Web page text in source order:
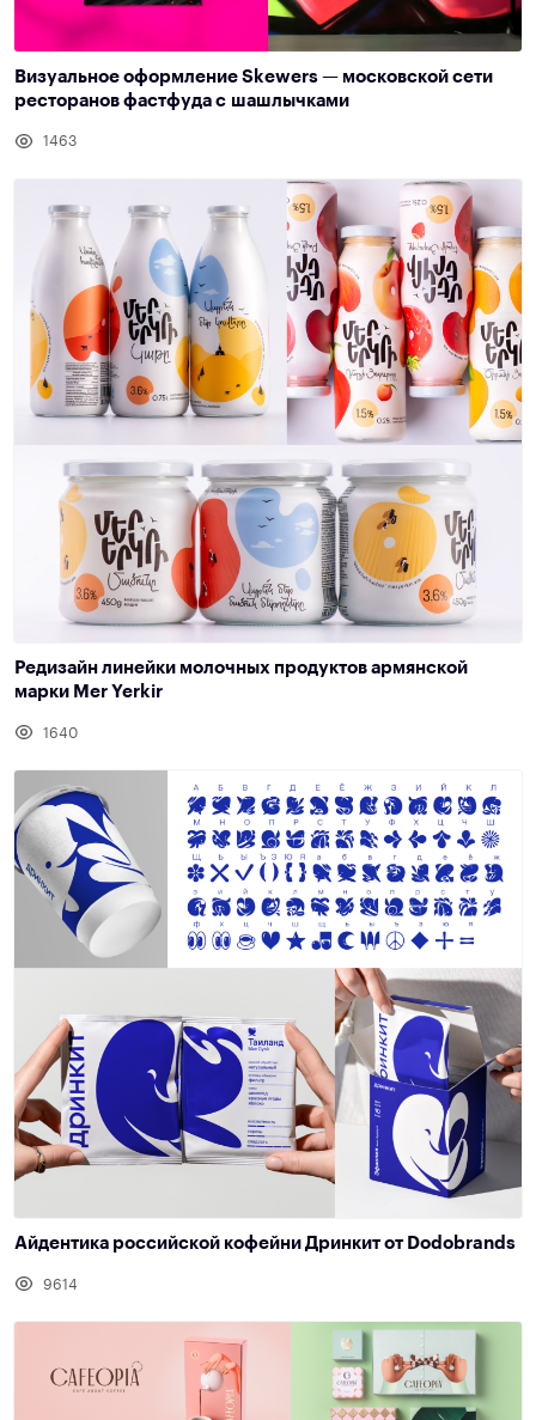
Визуальное оформление Skewers — московской сети
ресторанов фастфуда с шашлычками
1463
Редизайн линейки молочных продуктов армянской
марки Mer Yerkir
1640
Айдентика российской кофейни Дринкит от Dodobrands
9614